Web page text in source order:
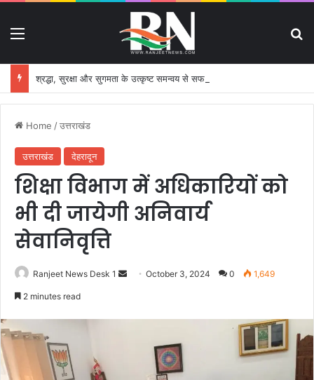
Home /उत्तराखंड
उत्तराखंड देहरादून
शिक्षा विभाग में अधिकारियों को
भी दी जायेगी अनिवार्य
सेवानिवृत्ति
Ranjeet News Desk 1 October 3, 2024 0 1,649
2 minutes read